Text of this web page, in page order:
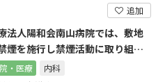
追加
法人陽和会南山病院では、敷地
煙を施行し禁煙活動に取り組み
員が非喫煙者です
・医療 内科